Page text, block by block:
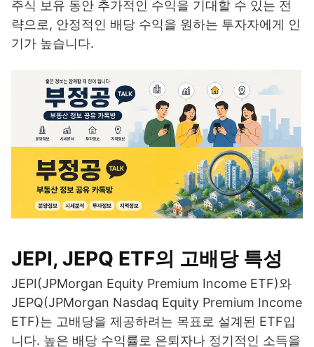
주식 보유 동안 추가적인 수익을 기대할 수 있는 전
략으로, 안정적인 배당 수익을 원하는 투자자에게 인
기가 높습니다.
JEPI, JEPQ ETF의 고배당 특성
JEPI(JPMorgan Equity Premium Income ETF)와
JEPQ(JPMorgan Nasdaq Equity Premium Income
ETF)는 고배당을 제공하려는 목표로 설계된 ETF입
니다. 높은 배당 수익률로 은퇴자나 정기적인 소득을